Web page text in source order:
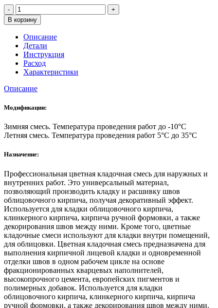
Количество
товара
Цветная
кладочная
смесь
Hagastapel
Kelle
KS-
710,
Кремово-
50кг
В корзину
Описание
Детали
Инструкция
Расход
Характеристики
Описание
Модификации:
Зимняя смесь. Температура проведения работ до -10°C
Летняя смесь. Температура проведения работ 5°С до 35°С
Назначение:
Профессиональная цветная кладочная смесь для наружных и
внутренних работ. Это универсальный материал,
позволяющий производить кладку и расшивку швов
облицовочного кирпича, получая декоративный эффект.
Используется для кладки облицовочного кирпича,
клинкерного кирпича, кирпича ручной формовки, а также
декорирования швов между ними. Кроме того, цветные
кладочные смеси используют для кладки внутри помещений,
для облицовки. Цветная кладочная смесь предназначена для
выполнения кирпичной лицевой кладки и одновременной
отделки швов в одном рабочем цикле на основе
фракционированных кварцевых наполнителей,
высокопрочного цемента, европейских пигментов и
полимерных добавок. Используется для кладки
облицовочного кирпича, клинкерного кирпича, кирпича
ручной формовки, а также декорирования швов между ними.